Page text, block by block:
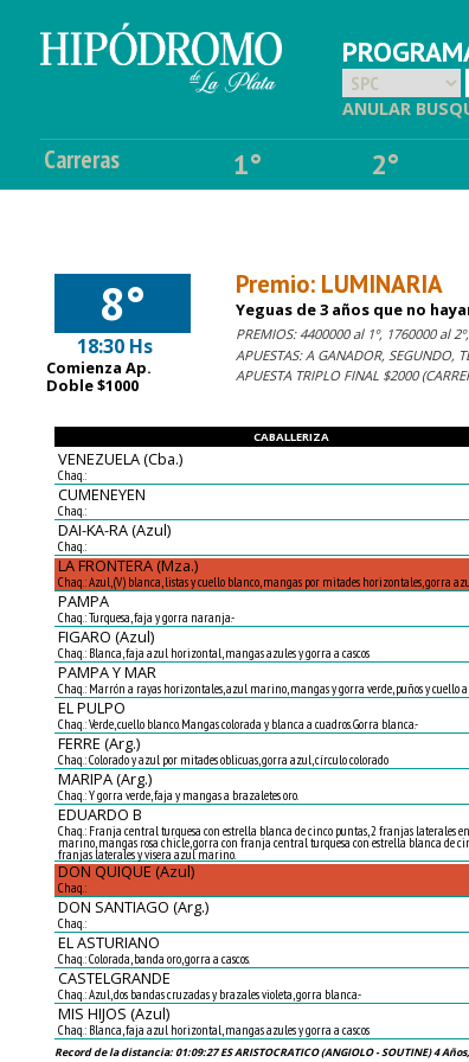
ANULAR
Carreras 1° 2°
8°
18:30 Hs
Comienza Ap.
Doble $1000
Premio: LUMINARIA
Yeguas de 3 años que no
PREMIOS: 4400000 al 1º, 1760000 al
APUESTAS: A GANADOR, SEGUNDO,
APUESTA TRIPLO FINAL $2000
CABALLERIZA
VENEZUELA (Cba.)
Chaq.:
CUMENEYEN
Chaq.:
DAI-KA-RA (Azul)
Chaq.:
LA FRONTERA (Mza.)
Chaq.: Azul, (V) blanca, listas y cuello blanco, mangas por mitades horizontales, gorra
PAMPA
Chaq.: Turquesa, faja y gorra naranja.-
FIGARO (Azul)
Chaq.: Blanca, faja azul horizontal, mangas azules y gorra a cascos
PAMPA Y MAR
Chaq.: Marrón a rayas horizontales, azul marino, mangas y gorra verde, puños y cuello
EL PULPO
Chaq.: Verde, cuello blanco. Mangas colorada y blanca a cuadros. Gorra blanca.-
FERRE (Arg.)
Chaq.: Colorado y azul por mitades oblicuas, gorra azul, círculo colorado
MARIPA (Arg.)
Chaq.: Y gorra verde, faja y mangas a brazaletes oro.
EDUARDO B
Chaq.: Franja central turquesa con estrella blanca de cinco puntas, 2 franjas laterales
marino, mangas rosa chicle, gorra con franja central turquesa con estrella blanca de
franjas laterales y visera azul marino.
DON QUIQUE (Azul)
Chaq.:
DON SANTIAGO (Arg.)
Chaq.:
EL ASTURIANO
Chaq.: Colorada, banda oro, gorra a cascos.
CASTELGRANDE
Chaq.: Azul, dos bandas cruzadas y brazales violeta, gorra blanca.-
MIS HIJOS (Azul)
Chaq.: Blanca, faja azul horizontal, mangas azules y gorra a cascos
Record de la distancia: 01:09:27 ES ARISTOCRATICO (ANGIOLO - SOUTINE) 4